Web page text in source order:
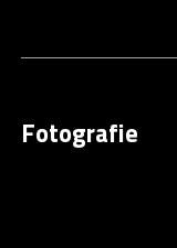
Fotografie